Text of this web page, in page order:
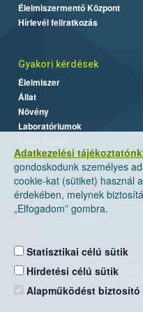
Adatkezelési
gondoskodunk személyes
cookie-kat (sütiket) használ
érdekében, melynek
„Elfogadom” gombra.
Statisztikai célú sütik
Hirdetési célú sütik
Alapműködést
Élelmiszermentő Központ
Hírlevél feliratkozás
Gyakori kérdések
Élelmiszer
Állat
Növény
Laboratóriumok
Nemzeti
Levelezési